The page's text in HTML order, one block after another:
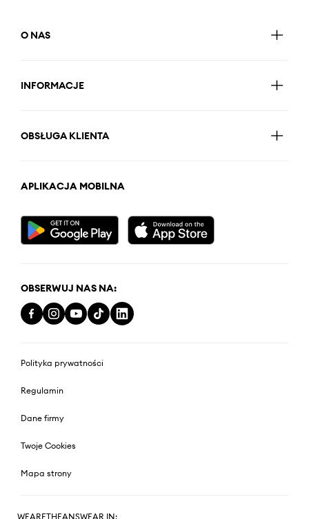
O NAS
INFORMACJE
OBSŁUGA KLIENTA
APLIKACJA MOBILNA
OBSERWUJ NAS NA:
Polityka prywatności
Regulamin
Dane firmy
Twoje Cookies
Mapa strony
WEARETHEANSWEAR IN: